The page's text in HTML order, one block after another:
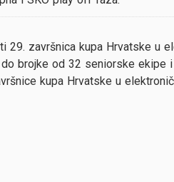
29. završnica kupa Hrvatske u
brojke od 32 seniorske ekipe
kupa Hrvatske u